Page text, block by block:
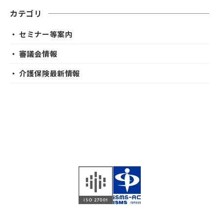
カテゴリ
・ セミナー等案内
・ 審議会情報
・ 介護保険最新情報